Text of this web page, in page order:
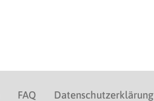
FAQ Datenschutzerklärung